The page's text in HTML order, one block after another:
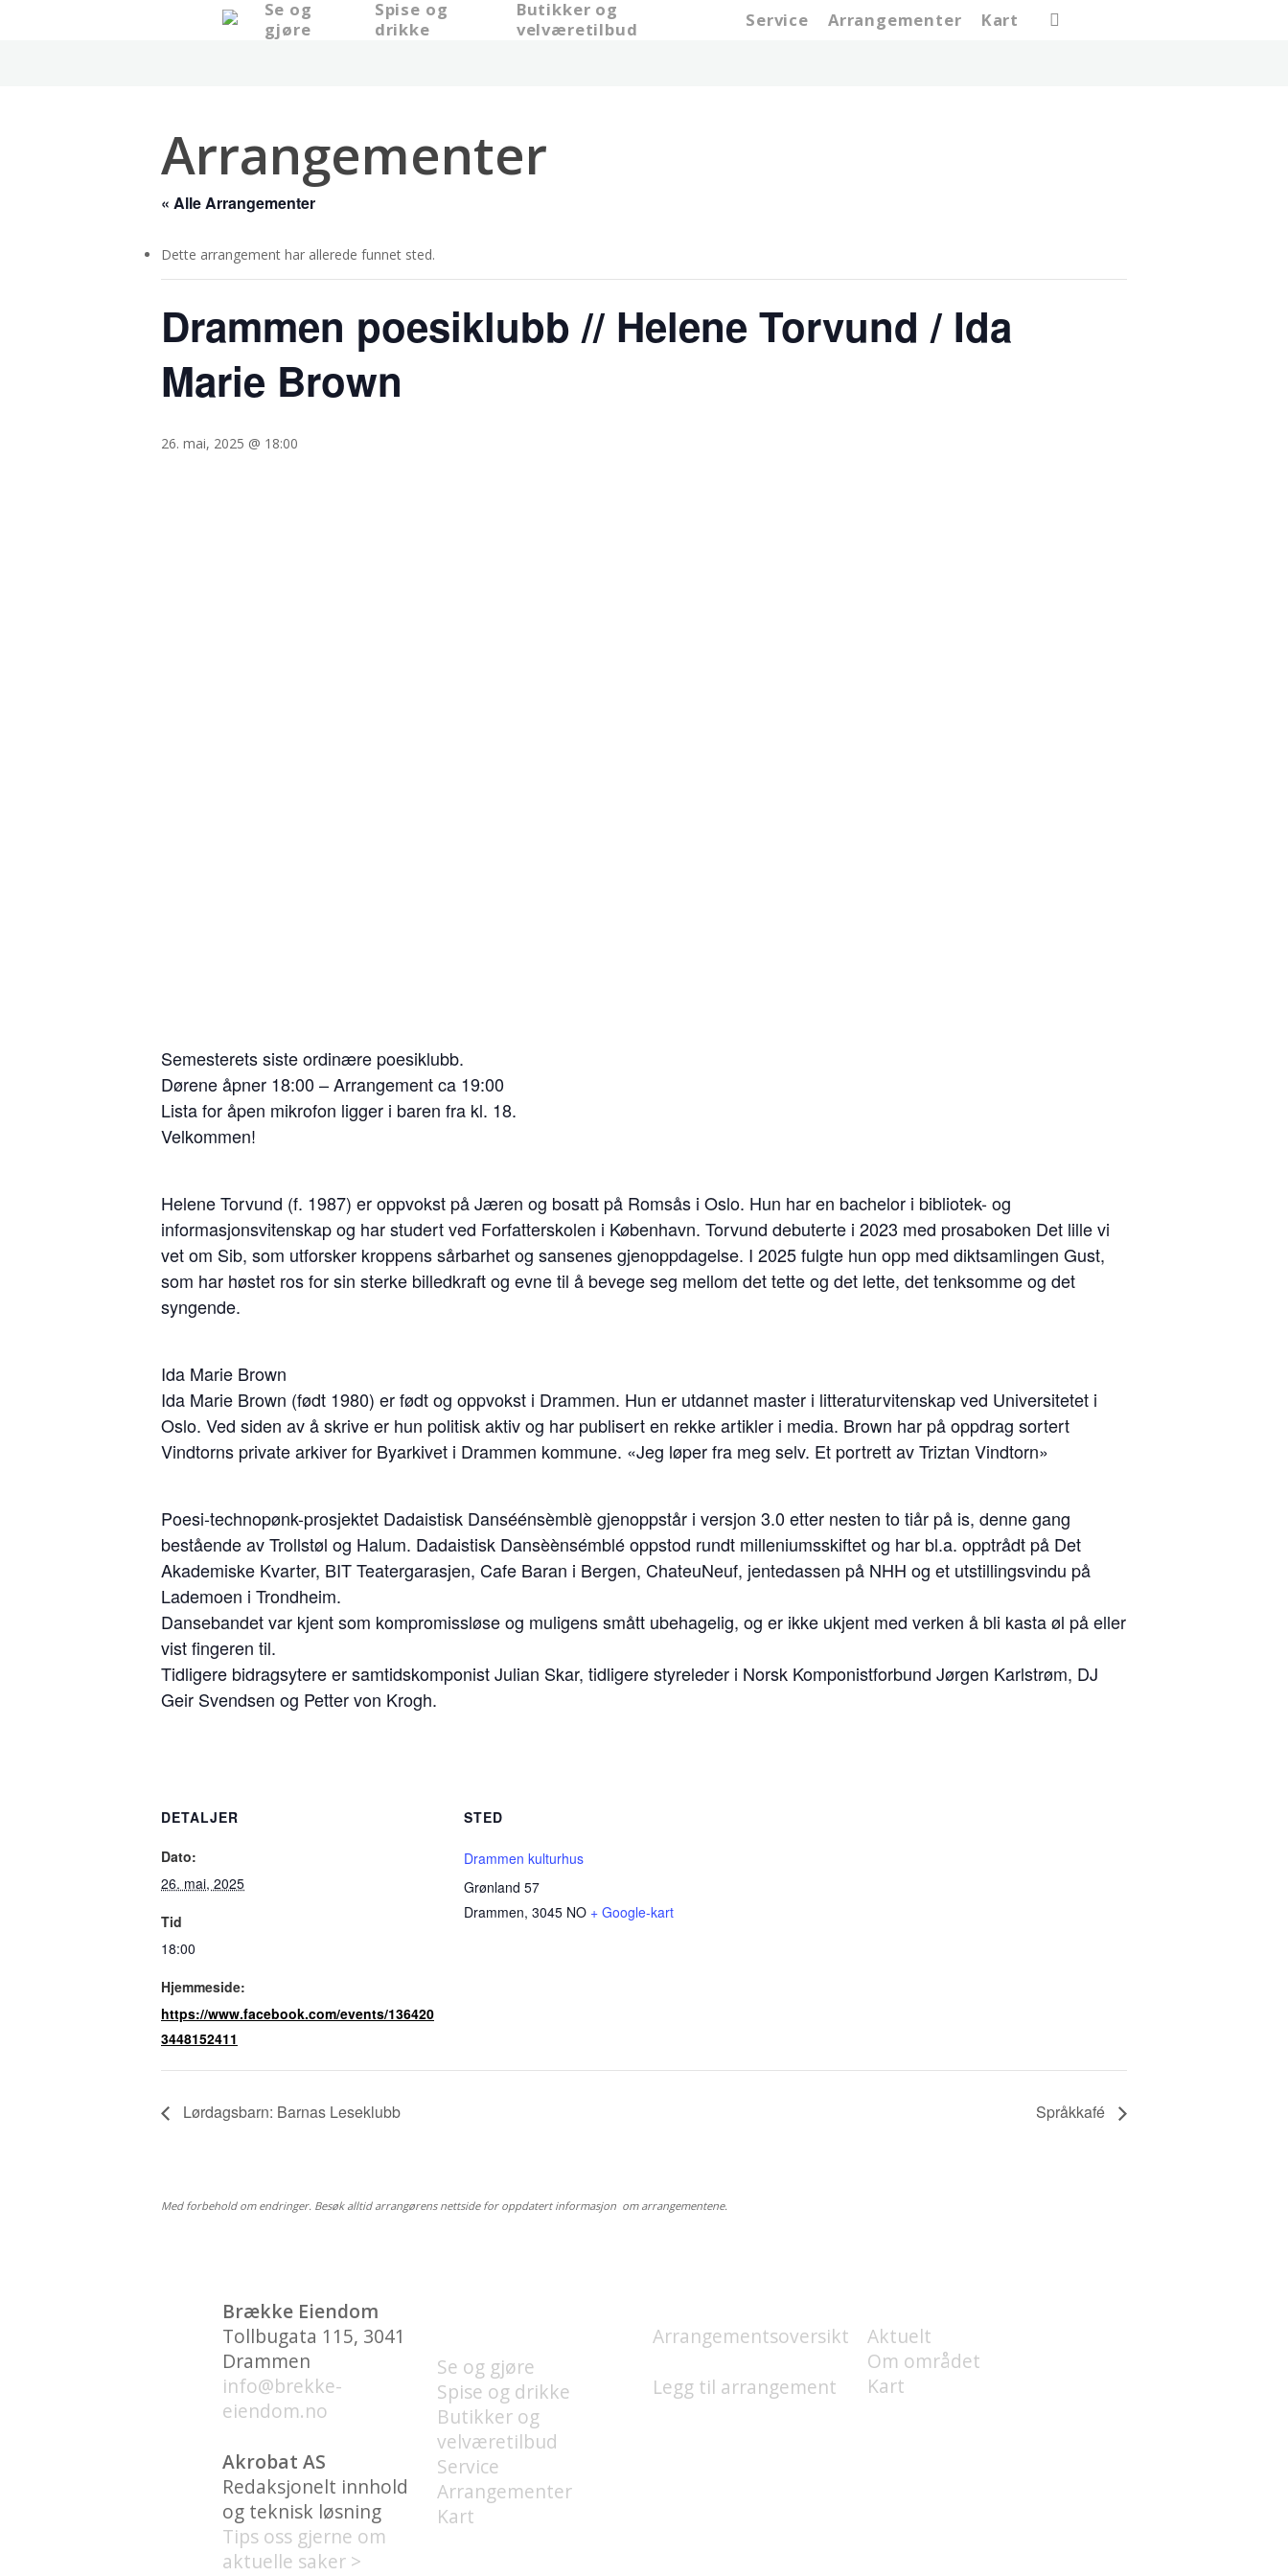
Se og
gjøre
Spise og
drikke
Butikker og
velværetilbud
Service Arrangementer Kart
Arrangementer
« Alle Arrangementer
Dette arrangement har allerede funnet sted.
Drammen poesiklubb // Helene Torvund / Ida
Marie Brown
26. mai, 2025 @ 18:00
Semesterets siste ordinære poesiklubb.
Dørene åpner 18:00 – Arrangement ca 19:00
Lista for åpen mikrofon ligger i baren fra kl. 18.
Velkommen!
Helene Torvund (f. 1987) er oppvokst på Jæren og bosatt på Romsås i Oslo. Hun har en bachelor i bibliotek- og
informasjonsvitenskap og har studert ved Forfatterskolen i København. Torvund debuterte i 2023 med prosaboken Det lille vi
vet om Sib, som utforsker kroppens sårbarhet og sansenes gjenoppdagelse. I 2025 fulgte hun opp med diktsamlingen Gust,
som har høstet ros for sin sterke billedkraft og evne til å bevege seg mellom det tette og det lette, det tenksomme og det
syngende.
Ida Marie Brown
Ida Marie Brown (født 1980) er født og oppvokst i Drammen. Hun er utdannet master i litteraturvitenskap ved Universitetet i
Oslo. Ved siden av å skrive er hun politisk aktiv og har publisert en rekke artikler i media. Brown har på oppdrag sortert
Vindtorns private arkiver for Byarkivet i Drammen kommune. «Jeg løper fra meg selv. Et portrett av Triztan Vindtorn»
Poesi-technopønk-prosjektet Dadaistisk Danséénsèmblè gjenoppstår i versjon 3.0 etter nesten to tiår på is, denne gang
bestående av Trollstøl og Halum. Dadaistisk Dansèènsémblé oppstod rundt milleniumsskiftet og har bl.a. opptrådt på Det
Akademiske Kvarter, BIT Teatergarasjen, Cafe Baran i Bergen, ChateuNeuf, jentedassen på NHH og et utstillingsvindu på
Lademoen i Trondheim.
Dansebandet var kjent som kompromissløse og muligens smått ubehagelig, og er ikke ukjent med verken å bli kasta øl på eller
vist fingeren til.
Tidligere bidragsytere er samtidskomponist Julian Skar, tidligere styreleder i Norsk Komponistforbund Jørgen Karlstrøm, DJ
Geir Svendsen og Petter von Krogh.
DETALJER
Dato:
26. mai, 2025
Tid
18:00
Hjemmeside:
https://www.facebook.com/events/136420
3448152411
STED
Drammen kulturhus
Grønland 57
Drammen, 3045 NO + Google-kart
Lørdagsbarn: Barnas Leseklubb Språkkafé
Med forbehold om endringer. Besøk alltid arrangørens nettside for oppdatert informasjon om arrangementene.
Brække Eiendom
Tollbugata 115, 3041
Drammen
info@brekke-
eiendom.no
Akrobat AS
Redaksjonelt innhold
og teknisk løsning
Tips oss gjerne om
aktuelle saker >
Se og gjøre
Spise og drikke
Butikker og
velværetilbud
Service
Arrangementer
Kart
Arrangementsoversikt
Legg til arrangement
Aktuelt
Om området
Kart